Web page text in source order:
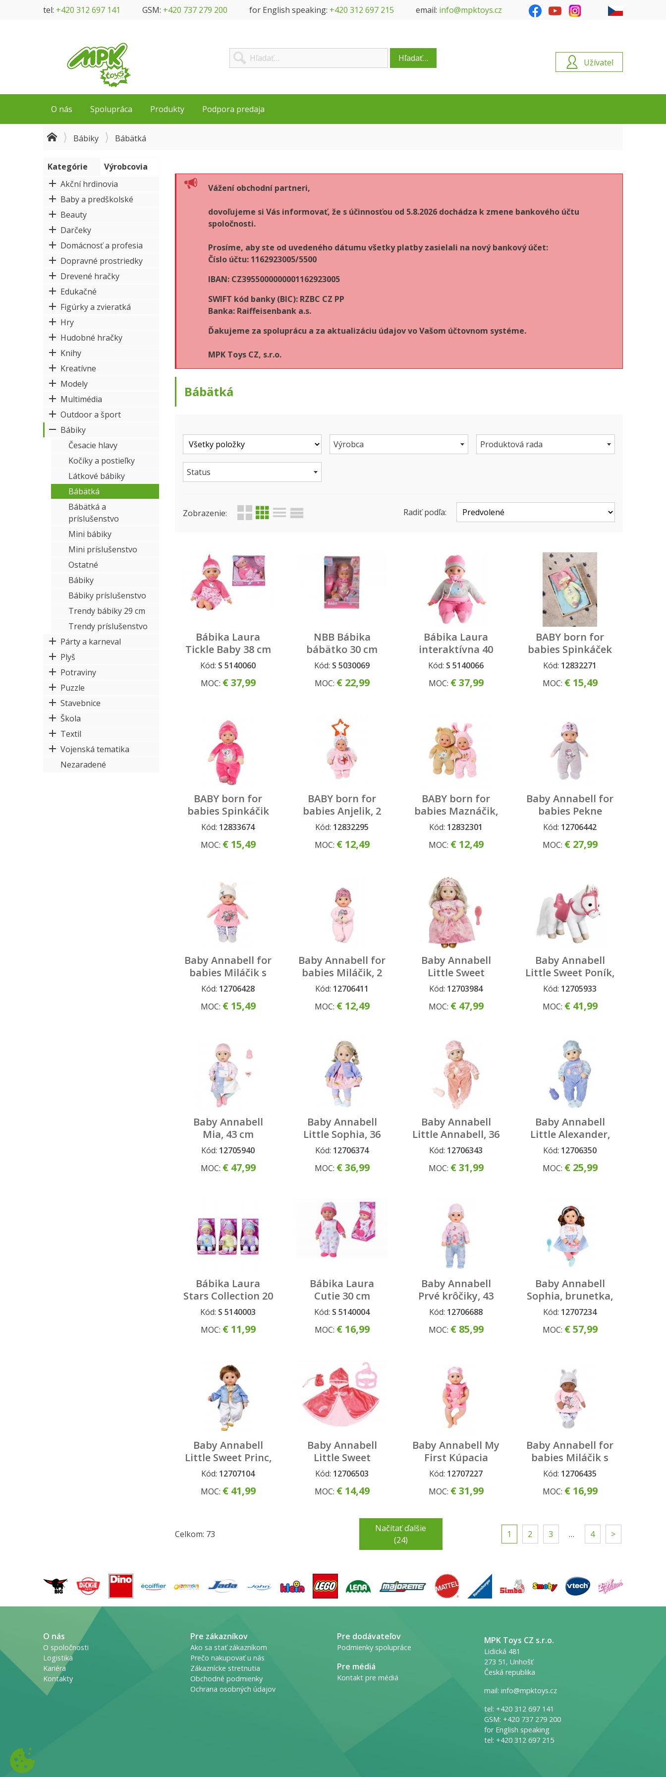
tel: +420 312 697 141 GSM: +420 737 279 200 for English speaking: +420 312 697 215 email: info@mpktoys.cz
Hľadať…
O nás Spolupráca Produkty Podpora predaja
Užívateľ
Bábiky Bábätká
Kategórie
Výrobcovia
Akční hrdinovia
Baby a predškolské
Beauty
Darčeky
Domácnosť a profesia
Dopravné prostriedky
Drevené hračky
Edukačné
Figúrky a zvieratká
Hry
Hudobné hračky
Knihy
Kreatívne
Modely
Multimédia
Outdoor a šport
Bábiky
Česacie hlavy
Kočíky a postieľky
Látkové bábiky
Bábätká
Bábätká a
príslušenstvo
Mini bábiky
Mini príslušenstvo
Ostatné
Bábiky
Bábiky príslušenstvo
Trendy bábiky 29 cm
Trendy príslušenstvo
Párty a karneval
Plyš
Potraviny
Puzzle
Stavebnice
Škola
Textil
Vojenská tematika
Nezaradené
Vážení obchodní partneri,
dovoľujeme si Vás informovať, že s účinnosťou od 5.8.2026 dochádza k zmene bankového účtu
spoločnosti.
Prosíme, aby ste od uvedeného dátumu všetky platby zasielali na nový bankový účet:
Číslo účtu: 1162923005/5500
IBAN: CZ3955000000001162923005
SWIFT kód banky (BIC): RZBC CZ PP
Banka: Raiffeisenbank a.s.
Ďakujeme za spoluprácu a za aktualizáciu údajov vo Vašom účtovnom systéme.
MPK Toys CZ, s.r.o.
Bábätká
Výrobca Produktová rada
Status
Zobrazenie: Radiť podľa:
Bábika Laura
Tickle Baby 38 cm
Kód: S 5140060
MOC: € 37,99
NBB Bábika
bábätko 30 cm
Kód: S 5030069
MOC: € 22,99
Bábika Laura
interaktívna 40
cm
Kód: S 5140066
MOC: € 37,99
BABY born for
babies Spinkáček
limetkový, 30 cm
Kód: 12832271
MOC: € 15,49
BABY born for
babies Spinkáčik
tmavo ružový, 30
Kód: 12833674
MOC: € 15,49
BABY born for
babies Anjelik, 2
druhy, 18 cm
Kód: 12832295
MOC: € 12,49
BABY born for
babies Maznáčik,
2 druhy, 18 cm
Kód: 12832301
MOC: € 12,49
Baby Annabell for
babies Pekne
spinkaj, 30 cm
Kód: 12706442
MOC: € 27,99
Baby Annabell for
babies Miláčik s
modrými očami,
Kód: 12706428
MOC: € 15,49
Baby Annabell for
babies Miláčik, 2
druhy, 22 cm
Kód: 12706411
MOC: € 12,49
Baby Annabell
Little Sweet
Princezná, 36 cm
Kód: 12703984
MOC: € 47,99
Baby Annabell
Little Sweet Poník,
36 cm
Kód: 12705933
MOC: € 41,99
Baby Annabell
Mia, 43 cm
Kód: 12705940
MOC: € 47,99
Baby Annabell
Little Sophia, 36
cm
Kód: 12706374
MOC: € 36,99
Baby Annabell
Little Annabell, 36
cm
Kód: 12706343
MOC: € 31,99
Baby Annabell
Little Alexander,
36 cm
Kód: 12706350
MOC: € 25,99
Bábika Laura
Stars Collection 20
cm, 3 druhy
Kód: S 5140003
MOC: € 11,99
Bábika Laura
Cutie 30 cm
Kód: S 5140004
MOC: € 16,99
Baby Annabell
Prvé krôčiky, 43
cm
Kód: 12706688
MOC: € 85,99
Baby Annabell
Sophia, brunetka,
43 cm
Kód: 12707234
MOC: € 57,99
Baby Annabell
Little Sweet Princ,
36 cm
Kód: 12707104
MOC: € 41,99
Baby Annabell
Little Sweet
Pelerína, 36 cm
Kód: 12706503
MOC: € 14,49
Baby Annabell My
First Kúpacia
Annabell, 30 cm
Kód: 12707227
MOC: € 31,99
Baby Annabell for
babies Miláčik s
hnedými očami, 30
Kód: 12706435
MOC: € 16,99
Celkom: 73
Načítať ďalšie
(24)
1 2 3 … 4 >
O nás
O spoločnosti
Logistika
Kariéra
Kontakty
Pre zákazníkov
Ako sa stať zákazníkom
Prečo nakupovať u nás
Zákaznícke stretnutia
Obchodné podmienky
Ochrana osobných údajov
Pre dodávateľov
Podmienky spolupráce
Pre médiá
Kontakt pre médiá
MPK Toys CZ s.r.o.
Lidická 481
273 51, Unhošť
Česká republika
mail: info@mpktoys.cz
tel: +420 312 697 141
GSM: +420 737 279 200
for English speaking
tel: +420 312 697 215